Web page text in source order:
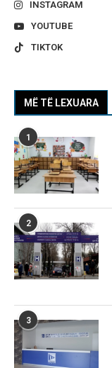
INSTAGRAM
YOUTUBE
TIKTOK
MË TË LEXUARA
1
2
3